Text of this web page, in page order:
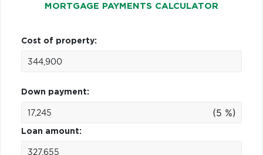
MORTGAGE PAYMENTS CALCULATOR
Cost of property:
Down payment:
(5 %)
Loan amount: